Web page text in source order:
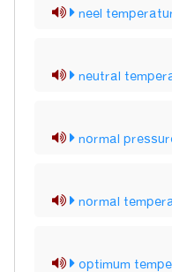
neel
neutral
normal
normal
optimum